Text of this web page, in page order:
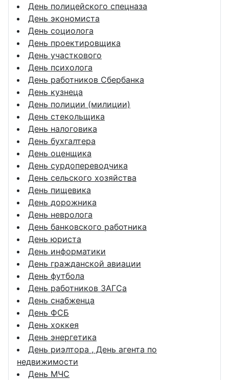
День полицейского спецназа
День экономиста
День социолога
День проектировщика
День участкового
День психолога
День работников Сбербанка
День кузнеца
День полиции (милиции)
День стекольщика
День налоговика
День бухгалтера
День оценщика
День сурдопереводчика
День сельского хозяйства
День пищевика
День дорожника
День невролога
День банковского работника
День юриста
День информатики
День гражданской авиации
День футбола
День работников ЗАГСа
День снабженца
День ФСБ
День хоккея
День энергетика
День риэлтора , День агента по
недвижимости
День МЧС